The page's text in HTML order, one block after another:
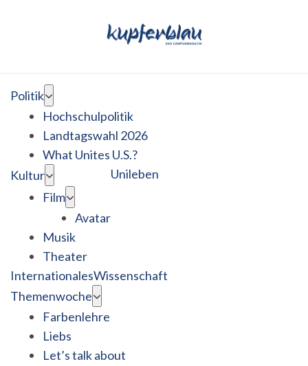
Politik
Hochschulpolitik
Landtagswahl 2026
What Unites U.S.?
Kultur
Film
Avatar
Musik
Theater
Unileben
InternationalesWissenschaft
Themenwoche
Farbenlehre
Liebs
Let’s talk about